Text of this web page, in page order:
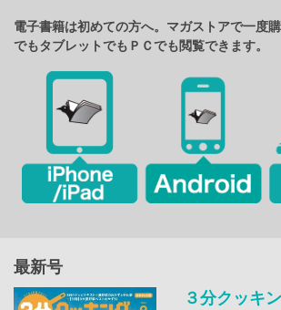
電子書籍は初めての方へ。マガストアで一度
でもタブレットでもＰＣでも閲覧できます。
最新号
３分クッキ